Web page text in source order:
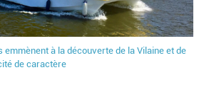
emmènent à la découverte de la Vilaine et de
de caractère